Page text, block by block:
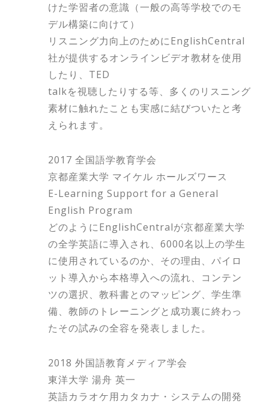
けた学習者の意識（一般の高等学校でのモ
デル構築に向けて）
リスニング力向上のためにEnglishCentral
社が提供するオンラインビデオ教材を使用
したり、TED
talkを視聴したりする等、多くのリスニング
素材に触れたことも実感に結びついたと考
えられます。
2017 全国語学教育学会
京都産業大学 マイケル ホールズワース
E-Learning Support for a General
English Program
どのようにEnglishCentralが京都産業大学
の全学英語に導入され、6000名以上の学生
に使用されているのか、その理由、パイロ
ット導入から本格導入への流れ、コンテン
ツの選択、教科書とのマッピング、学生準
備、教師のトレーニングと成功裏に終わっ
たその試みの全容を発表しました。
2018 外国語教育メディア学会
東洋大学 湯舟 英一
英語カラオケ用カタカナ・システムの開発